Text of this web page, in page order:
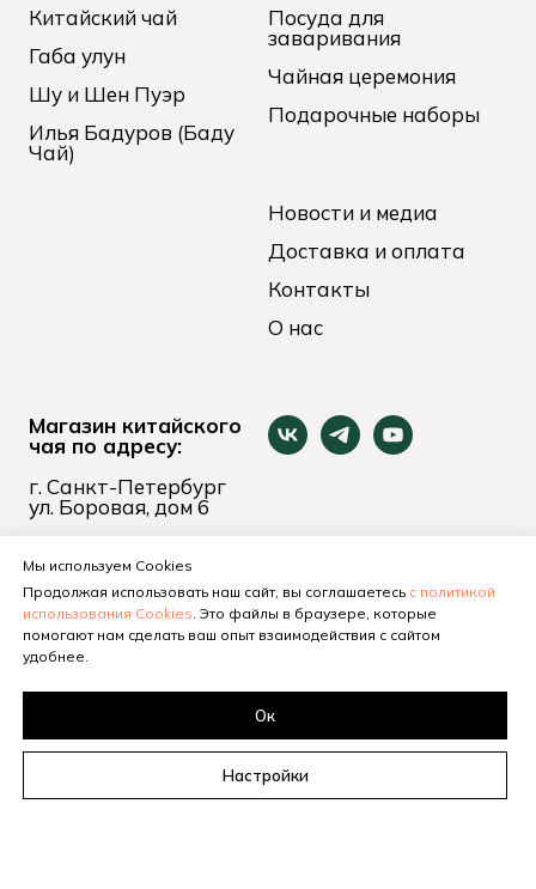
Китайский чай
Габа улун
Шу и Шен Пуэр
Илья Бадуров (Баду
Чай)
Посуда для
заваривания
Чайная церемония
Подарочные наборы
Новости и медиа
Доставка и оплата
Контакты
О нас
Магазин китайского
чая по адресу:
г. Санкт-Петербург
ул. Боровая, дом 6
+7 (921) 653-74-24
Мы используем Cookies
Продолжая использовать наш сайт, вы соглашаетесь с политикой
использования Cookies. Это файлы в браузере, которые
помогают нам сделать ваш опыт взаимодействия с сайтом
удобнее.
Ок
Настройки